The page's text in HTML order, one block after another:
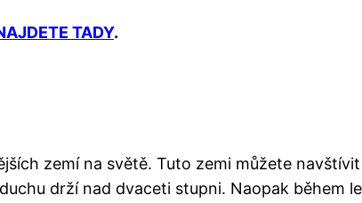
TADY.
zemí na světě. Tuto zemi můžete
drží nad dvaceti stupni. Naopak během